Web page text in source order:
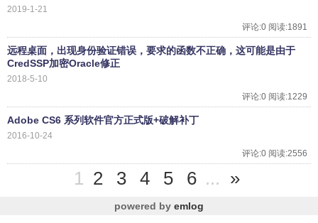
2019-1-21
评论:0 阅读:1891
远程桌面，出现身份验证错误，要求的函数不正确，这可能是由于
CredSSP加密Oracle修正
2018-5-10
评论:0 阅读:1229
Adobe CS6 系列软件官方正式版+破解补丁
2016-10-24
评论:0 阅读:2556
1 2 3 4 5 6 ... »
powered by emlog